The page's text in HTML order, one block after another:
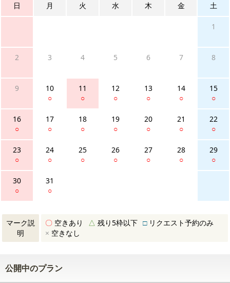
日 月 火 水 木 金 土
1
2 3 4 5 6 7 8
9
10
○
11
○
12
○
13
○
14
○
15
○
16
○
17
○
18
○
19
○
20
○
21
○
22
○
23
○
24
○
25
○
26
○
27
○
28
○
29
○
30
○
31
○
マーク説
明
〇 空きあり △ 残り5枠以下 □リクエスト予約のみ
× 空きなし
公開中のプラン